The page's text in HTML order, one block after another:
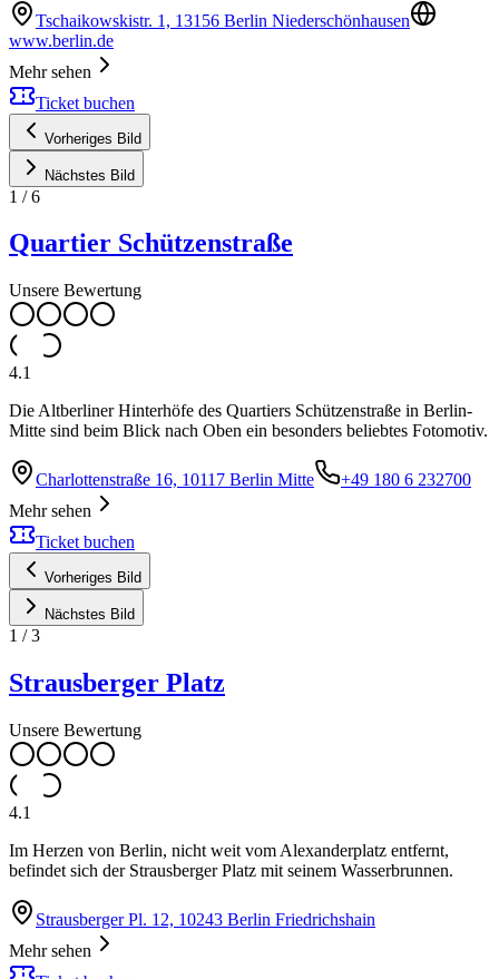
Tschaikowskistr. 1, 13156 Berlin Niederschönhausen
www.berlin.de
Mehr sehen
Ticket buchen
Vorheriges Bild
Nächstes Bild
1 /6
Quartier Schützenstraße
Unsere Bewertung
4.1
Die Altberliner Hinterhöfe des Quartiers Schützenstraße in Berlin-
Mitte sind beim Blick nach Oben ein besonders beliebtes Fotomotiv.
Charlottenstraße 16, 10117 Berlin Mitte
+49 180 6 232700
Mehr sehen
Ticket buchen
Vorheriges Bild
Nächstes Bild
1 /3
Strausberger Platz
Unsere Bewertung
4.1
Im Herzen von Berlin, nicht weit vom Alexanderplatz entfernt,
befindet sich der Strausberger Platz mit seinem Wasserbrunnen.
Strausberger Pl. 12, 10243 Berlin Friedrichshain
Mehr sehen